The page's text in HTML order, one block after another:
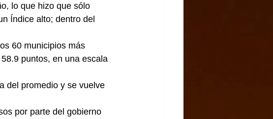
lo que hizo que sólo
Índice alto; dentro del
60 municipios más
puntos, en una escala
del promedio y se vuelve
por parte del gobierno